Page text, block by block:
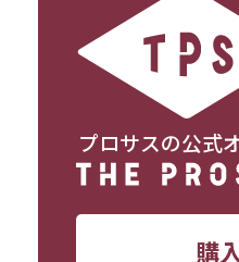
プロサスの公式
購